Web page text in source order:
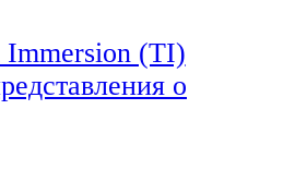
Immersion (TI)
о